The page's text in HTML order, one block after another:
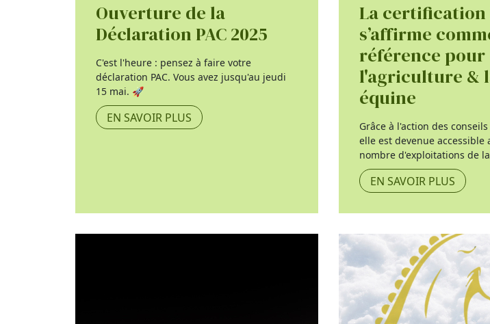
Ouverture de la
Déclaration PAC 2025
C'est l'heure : pensez à faire votre
déclaration PAC. Vous avez jusqu'au jeudi
15 mai. 🚀
EN SAVOIR PLUS
La certification
s’affirme
référence pour
l'agriculture &
équine
Grâce à l'action des
elle est devenue accessible
nombre d'exploitations de
EN SAVOIR PLUS